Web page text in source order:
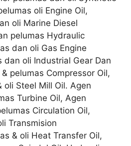
oli Engine Oil,
oli Marine Diesel
pelumas Hydraulic
dan oli Gas Engine
dan oli Industrial Gear Dan
pelumas Compressor Oil,
oli Steel Mill Oil. Agen
Turbine Oil, Agen
Circulation Oil,
Transmision
& oli Heat Transfer Oil,